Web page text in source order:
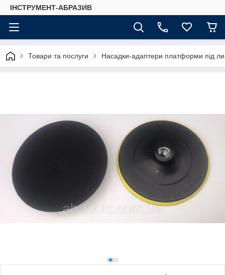
ІНСТРУМЕНТ-АБРАЗИВ
Товари та послуги Насадки-адаптери платформи під